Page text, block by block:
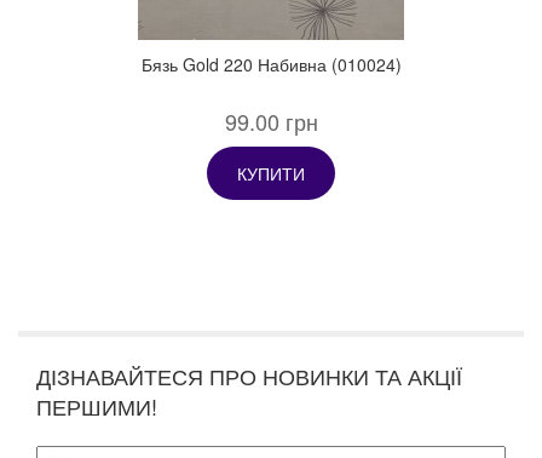
Бязь Gold 220 Набивна (010024)
99.00 грн
КУПИТИ
ДІЗНАВАЙТЕСЯ ПРО НОВИНКИ ТА АКЦІЇ
ПЕРШИМИ!